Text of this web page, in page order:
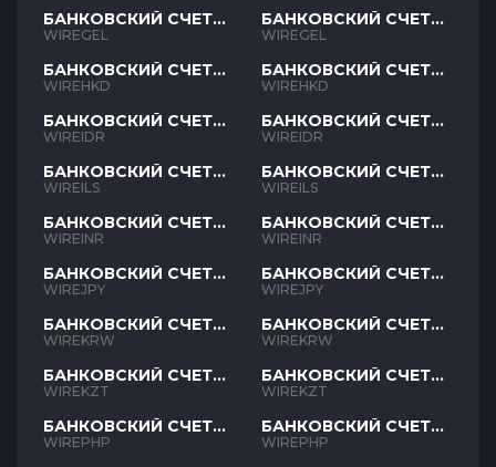
БАНКОВСКИЙ СЧЕТ
GEL
WIREGEL
БАНКОВСКИЙ СЧЕТ
HKD
WIREHKD
БАНКОВСКИЙ СЧЕТ
IDR
WIREIDR
БАНКОВСКИЙ СЧЕТ
ILS
WIREILS
БАНКОВСКИЙ СЧЕТ
INR
WIREINR
БАНКОВСКИЙ СЧЕТ
JPY
WIREJPY
БАНКОВСКИЙ СЧЕТ
KRW
WIREKRW
БАНКОВСКИЙ СЧЕТ
KZT
WIREKZT
БАНКОВСКИЙ СЧЕТ
PHP
WIREPHP
БАНКОВСКИЙ СЧЕТ
GEL
WIREGEL
БАНКОВСКИЙ СЧЕТ
HKD
WIREHKD
БАНКОВСКИЙ СЧЕТ
IDR
WIREIDR
БАНКОВСКИЙ СЧЕТ
ILS
WIREILS
БАНКОВСКИЙ СЧЕТ
INR
WIREINR
БАНКОВСКИЙ СЧЕТ
JPY
WIREJPY
БАНКОВСКИЙ СЧЕТ
KRW
WIREKRW
БАНКОВСКИЙ СЧЕТ
KZT
WIREKZT
БАНКОВСКИЙ СЧЕТ
PHP
WIREPHP